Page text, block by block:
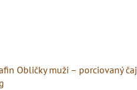
Obličky muži – porciovaný čaj